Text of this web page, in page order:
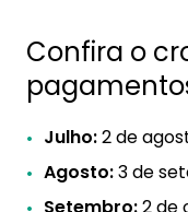
Confira o
Julho:2 de
Agosto:3 de